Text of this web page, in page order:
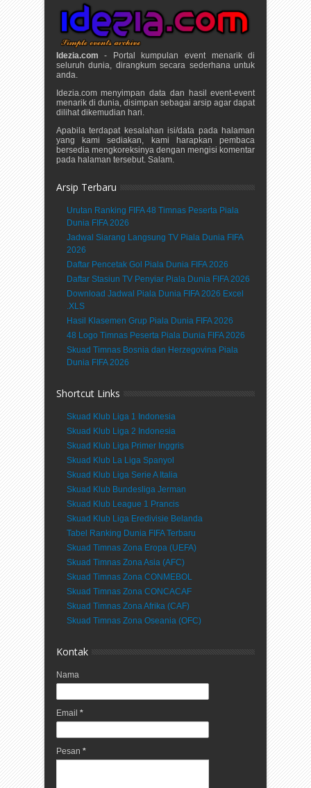
Idezia.com - Portal kumpulan event menarik di
seluruh dunia, dirangkum secara sederhana untuk
anda.
Idezia.com menyimpan data dan hasil event-event
menarik di dunia, disimpan sebagai arsip agar dapat
dilihat dikemudian hari.
Apabila terdapat kesalahan isi/data pada halaman
yang kami sediakan, kami harapkan pembaca
bersedia mengkoreksinya dengan mengisi komentar
pada halaman tersebut. Salam.
Arsip Terbaru
Urutan Ranking FIFA 48 Timnas Peserta Piala
Dunia FIFA 2026
Jadwal Siarang Langsung TV Piala Dunia FIFA
2026
Daftar Pencetak Gol Piala Dunia FIFA 2026
Daftar Stasiun TV Penyiar Piala Dunia FIFA 2026
Download Jadwal Piala Dunia FIFA 2026 Excel
.XLS
Hasil Klasemen Grup Piala Dunia FIFA 2026
48 Logo Timnas Peserta Piala Dunia FIFA 2026
Skuad Timnas Bosnia dan Herzegovina Piala
Dunia FIFA 2026
Shortcut Links
Skuad Klub Liga 1 Indonesia
Skuad Klub Liga 2 Indonesia
Skuad Klub Liga Primer Inggris
Skuad Klub La Liga Spanyol
Skuad Klub Liga Serie A Italia
Skuad Klub Bundesliga Jerman
Skuad Klub League 1 Prancis
Skuad Klub Liga Eredivisie Belanda
Tabel Ranking Dunia FIFA Terbaru
Skuad Timnas Zona Eropa (UEFA)
Skuad Timnas Zona Asia (AFC)
Skuad Timnas Zona CONMEBOL
Skuad Timnas Zona CONCACAF
Skuad Timnas Zona Afrika (CAF)
Skuad Timnas Zona Oseania (OFC)
Kontak
Nama
Email *
Pesan *